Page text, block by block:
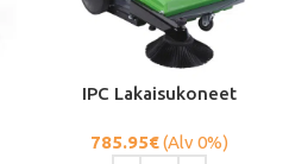
IPC Lakaisukoneet
785.95€(Alv 0%)